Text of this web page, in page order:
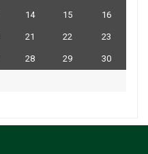
14 15 16
21 22 23
28 29 30